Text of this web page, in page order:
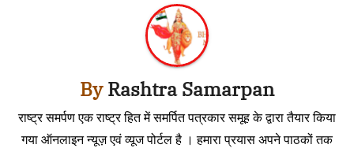
ByRashtra Samarpan
राष्ट्र समर्पण एक राष्ट्र हित में समर्पित पत्रकार समूह के द्वारा तैयार किया
गया ऑनलाइन न्यूज़ एवं व्यूज पोर्टल है । हमारा प्रयास अपने पाठकों तक